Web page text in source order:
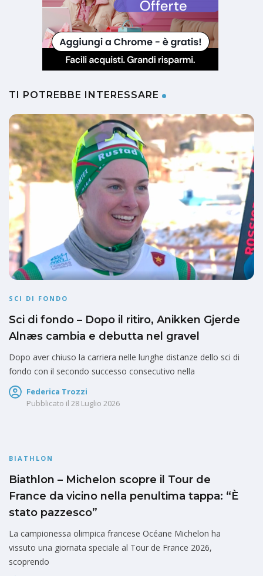
TI POTREBBE INTERESSARE
SCI DI FONDO
Sci di fondo – Dopo il ritiro, Anikken Gjerde
Alnæs cambia e debutta nel gravel
Dopo aver chiuso la carriera nelle lunghe distanze dello sci di
fondo con il secondo successo consecutivo nella
Federica Trozzi
Pubblicato il 28 Luglio 2026
BIATHLON
Biathlon – Michelon scopre il Tour de
France da vicino nella penultima tappa: “È
stato pazzesco”
La campionessa olimpica francese Océane Michelon ha
vissuto una giornata speciale al Tour de France 2026,
scoprendo